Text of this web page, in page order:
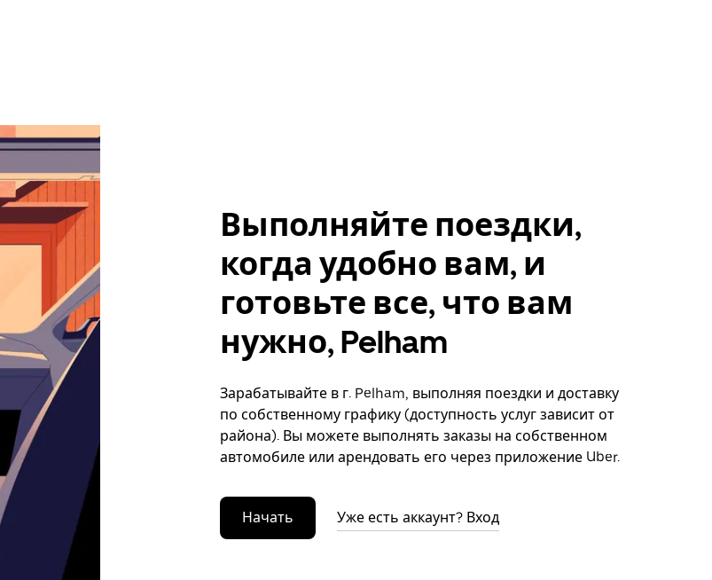
Выполняйте поездки,
когда удобно вам, и
готовьте все, что вам
нужно, Pelham
Зарабатывайте в г. Pelham, выполняя поездки и доставку
по собственному графику (доступность услуг зависит от
района). Вы можете выполнять заказы на собственном
автомобиле или арендовать его через приложение Uber.
Начать Уже есть аккаунт? Вход